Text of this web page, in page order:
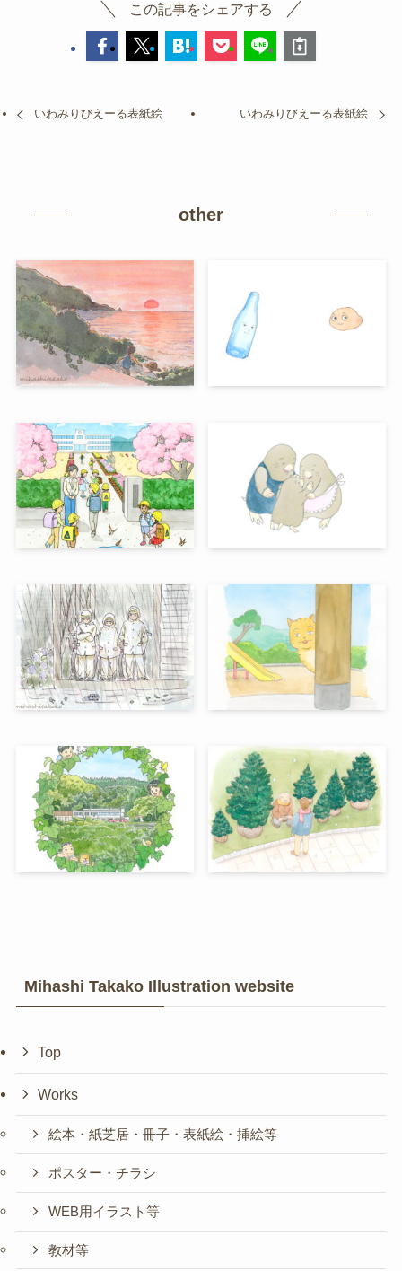
この記事をシェアする
いわみりびえーる表紙絵 いわみりびえーる表紙絵
other
Mihashi Takako Illustration website
Top
Works
絵本・紙芝居・冊子・表紙絵・挿絵等
ポスター・チラシ
WEB用イラスト等
教材等